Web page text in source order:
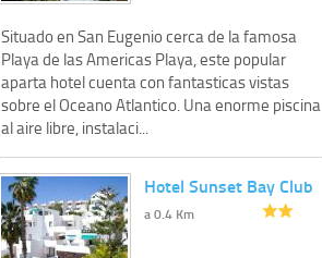
Situado en San Eugenio cerca de la famosa
Playa de las Americas Playa, este popular
aparta hotel cuenta con fantasticas vistas
sobre el Oceano Atlantico. Una enorme piscina
al aire libre, instalaci...
Hotel Sunset Bay Club
a 0.4 Km